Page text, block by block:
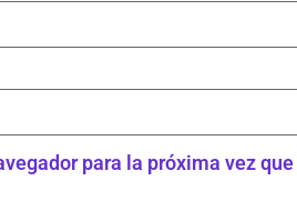
para la próxima vez